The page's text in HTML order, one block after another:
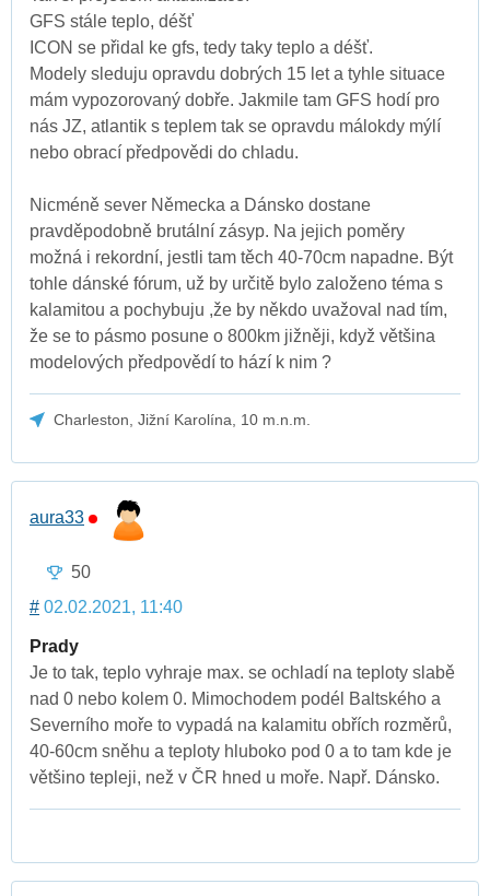
GFS stále teplo, déšť
ICON se přidal ke gfs, tedy taky teplo a déšť.
Modely sleduju opravdu dobrých 15 let a tyhle situace
mám vypozorovaný dobře. Jakmile tam GFS hodí pro
nás JZ, atlantik s teplem tak se opravdu málokdy mýlí
nebo obrací předpovědi do chladu.
Nicméně sever Německa a Dánsko dostane
pravděpodobně brutální zásyp. Na jejich poměry
možná i rekordní, jestli tam těch 40-70cm napadne. Být
tohle dánské fórum, už by určitě bylo založeno téma s
kalamitou a pochybuju ,že by někdo uvažoval nad tím,
že se to pásmo posune o 800km jižněji, když většina
modelových předpovědí to hází k nim ?
Charleston, Jižní Karolína, 10 m.n.m.
aura33
50
# 02.02.2021, 11:40
Prady
Je to tak, teplo vyhraje max. se ochladí na teploty slabě
nad 0 nebo kolem 0. Mimochodem podél Baltského a
Severního moře to vypadá na kalamitu obřích rozměrů,
40-60cm sněhu a teploty hluboko pod 0 a to tam kde je
většino tepleji, než v ČR hned u moře. Např. Dánsko.